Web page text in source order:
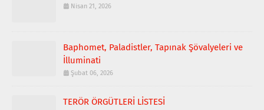
Nisan 21, 2026
Baphomet, Paladistler, Tapınak Şövalyeleri ve
İlluminati
Şubat 06, 2026
TERÖR ÖRGÜTLERİ LİSTESİ